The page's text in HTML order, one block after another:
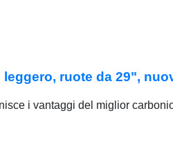
ruote da 29",
i vantaggi del miglior